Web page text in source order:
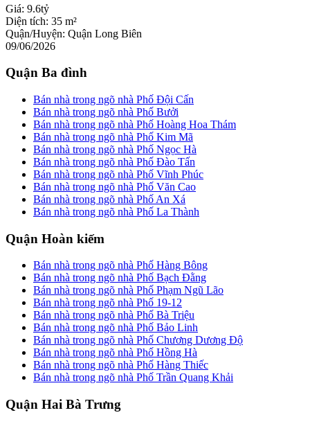
Giá: 9.6tỷ
Diện tích: 35 m²
Quận/Huyện: Quận Long Biên
09/06/2026
Quận Ba đình
Bán nhà trong ngõ nhà Phố Đội Cấn
Bán nhà trong ngõ nhà Phố Bưởi
Bán nhà trong ngõ nhà Phố Hoàng Hoa Thám
Bán nhà trong ngõ nhà Phố Kim Mã
Bán nhà trong ngõ nhà Phố Ngọc Hà
Bán nhà trong ngõ nhà Phố Đào Tấn
Bán nhà trong ngõ nhà Phố Vĩnh Phúc
Bán nhà trong ngõ nhà Phố Văn Cao
Bán nhà trong ngõ nhà Phố An Xá
Bán nhà trong ngõ nhà Phố La Thành
Quận Hoàn kiếm
Bán nhà trong ngõ nhà Phố Hàng Bông
Bán nhà trong ngõ nhà Phố Bạch Đằng
Bán nhà trong ngõ nhà Phố Phạm Ngũ Lão
Bán nhà trong ngõ nhà Phố 19-12
Bán nhà trong ngõ nhà Phố Bà Triệu
Bán nhà trong ngõ nhà Phố Bảo Linh
Bán nhà trong ngõ nhà Phố Chương Dương Độ
Bán nhà trong ngõ nhà Phố Hồng Hà
Bán nhà trong ngõ nhà Phố Hàng Thiếc
Bán nhà trong ngõ nhà Phố Trần Quang Khải
Quận Hai Bà Trưng